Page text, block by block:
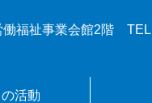
働福祉事業会館2階 TEL
活動